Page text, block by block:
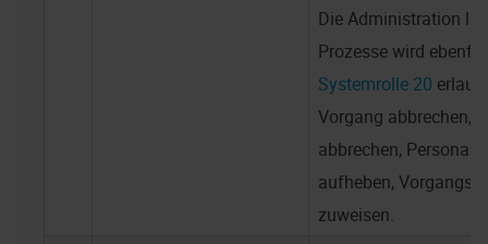
Die Administration
Prozesse wird
Systemrolle 20
Vorgang abbrechen,
abbrechen,
aufheben,
zuweisen.